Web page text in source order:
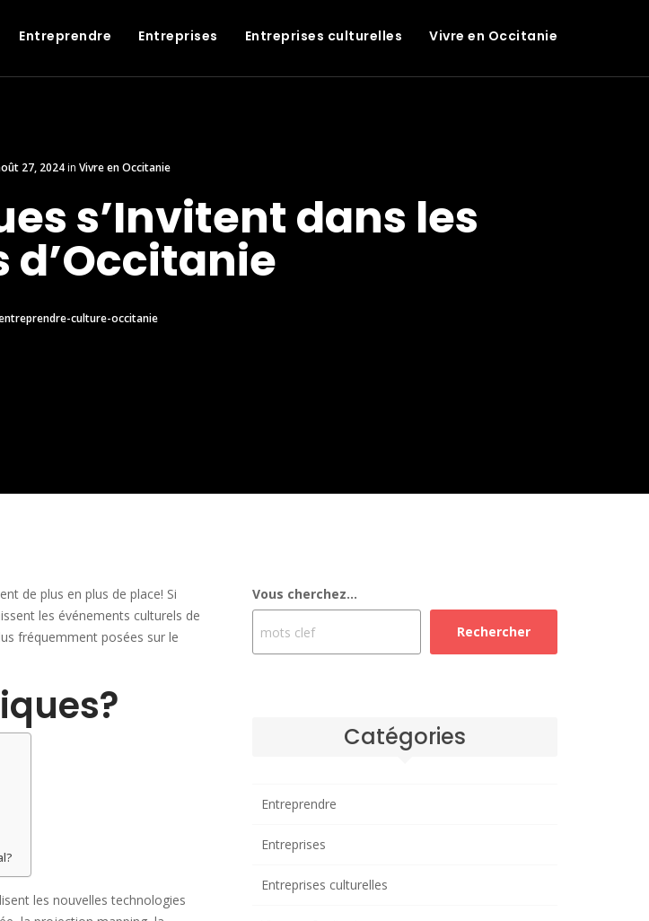
Entreprendre Entreprises Entreprises culturelles Vivre en Occitanie
27, 2024in Vivre en Occitanie
s’Invitent dans les
d’Occitanie
culture-occitanie
de plus en plus de place! Si
les événements culturels de
fréquemment posées sur le
les nouvelles technologies
Vous cherchez...
Rechercher
Catégories
Entreprendre
Entreprises
Entreprises culturelles